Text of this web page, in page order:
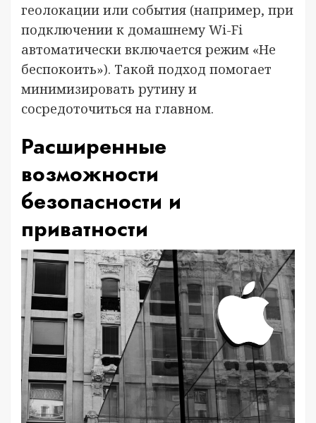
геолокации или события (например, при
подключении к домашнему Wi-Fi
автоматически включается режим «Не
беспокоить»). Такой подход помогает
минимизировать рутину и
сосредоточиться на главном.
Расширенные
возможности
безопасности и
приватности